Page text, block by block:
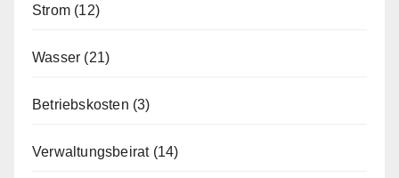
Strom (12)
Wasser (21)
Betriebskosten (3)
Verwaltungsbeirat(14)